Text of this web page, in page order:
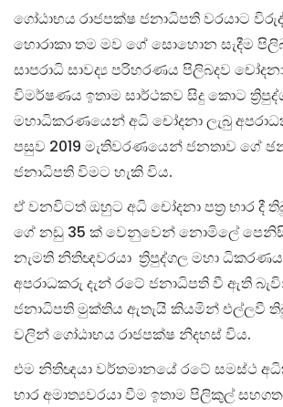
ගෝඨාභය රාජපක්ෂ ජනාධිපති වරයාට
හොරාකා තම මව ගේ සොහොන සැදීම
සාපරාධි සාවද්‍ය පරිහරණය පිලිබදව
විමර්ෂණය ඉතාම සාර්ථකව සිදු කොට
මහාධිකරණයෙන් අධි චෝදනා ලැබු
පසුව 2019 මැතිවරණයෙන් ජනතාව ගේ
ජනාධිපති විමට හැකි විය.
ඒ වනවිටත් ඔහුට අධි චෝදනා පත්‍ර භාර දී
ගේ නඩු 35 ක් වෙනුවෙන් නොමිලේ
නැමති නිතිඥවරයා ත්‍රිපුද්ගල මහා
අපරාධකරු දැන් රටේ ජනාධිපති වී ඇති
ජනාධිපති මුක්තිය ඇතැයි කියමින් එල්ලවී
වලින් ගෝඨාභය රාජපක්ෂ නිදහස් විය.
එම නිතිඥයා වර්තමානයේ රටේ සමස්ථ
භාර අමාත්‍යවරයා වීම ඉතාම පිලිකුල්